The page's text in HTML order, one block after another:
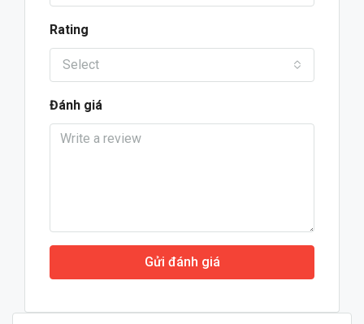
Rating
Select
Đánh giá
Gửi đánh giá